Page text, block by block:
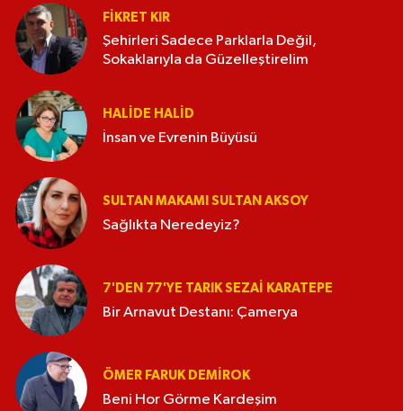
FIKRET KIR
Şehirleri Sadece Parklarla Değil,
Sokaklarıyla da Güzelleştirelim
HALIDE HALID
İnsan ve Evrenin Büyüsü
SULTAN MAKAMI SULTAN AKSOY
Sağlıkta Neredeyiz?
7'DEN 77'YE TARIK SEZAI KARATEPE
Bir Arnavut Destanı: Çamerya
ÖMER FARUK DEMIROK
Beni Hor Görme Kardeşim